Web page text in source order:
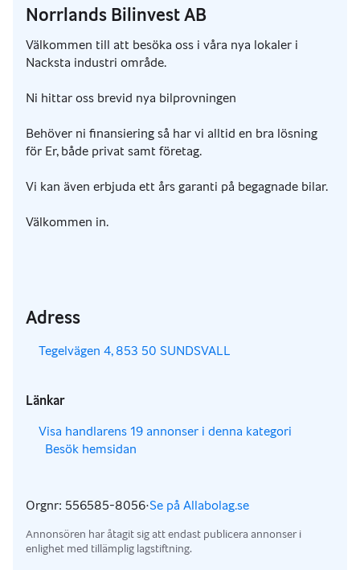
Norrlands Bilinvest AB
Välkommen till att besöka oss i våra nya lokaler i
Nacksta industri område.
Ni hittar oss brevid nya bilprovningen
Behöver ni finansiering så har vi alltid en bra lösning
för Er, både privat samt företag.
Vi kan även erbjuda ett års garanti på begagnade bilar.
Välkommen in.
Adress
Tegelvägen 4, 853 50 SUNDSVALL
Länkar
Visa handlarens 19 annonser i denna kategori
Besök hemsidan
Orgnr: 556585-8056·Se på Allabolag.se
,
Annonsören har åtagit sig att endast publicera annonser i
enlighet med tillämplig lagstiftning.